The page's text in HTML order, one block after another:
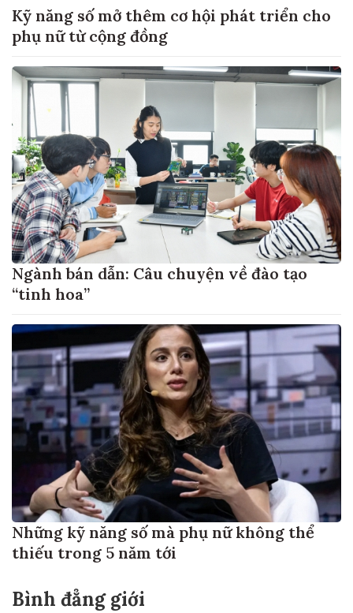
Kỹ năng số mở thêm cơ hội phát triển cho
phụ nữ từ cộng đồng
Ngành bán dẫn: Câu chuyện về đào tạo
“tinh hoa”
Những kỹ năng số mà phụ nữ không thể
thiếu trong 5 năm tới
Bình đẳng giới